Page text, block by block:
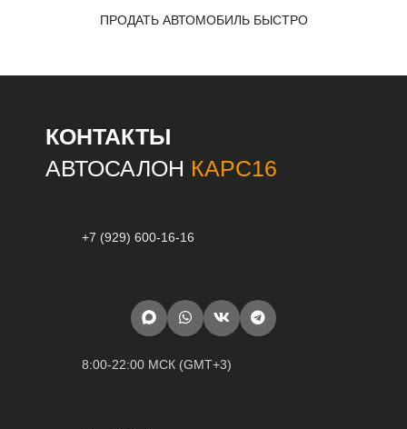
ПРОДАТЬ АВТОМОБИЛЬ БЫСТРО
КОНТАКТЫ
АВТОСАЛОН КАРС16
+7 (929) 600-16-16
8:00-22:00 МСК (GMT+3)